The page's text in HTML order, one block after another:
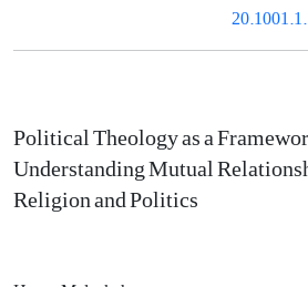
Political Theology as a
Understanding Mutual
Religion and Politics